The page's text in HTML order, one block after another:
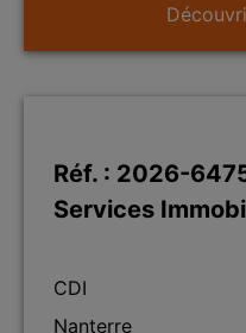
Réf. : 2026-
Services
CDI
Nanterre